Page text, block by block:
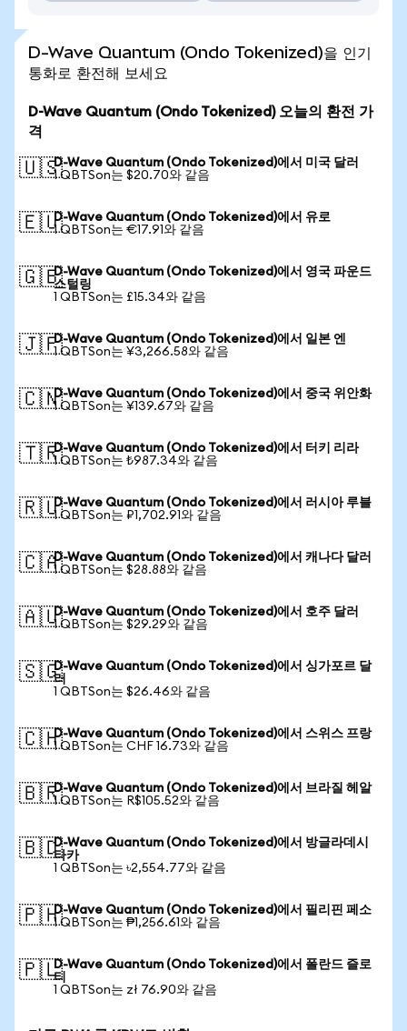
D-Wave Quantum (Ondo Tokenized)을 인기
통화로 환전해 보세요
D-Wave Quantum (Ondo Tokenized) 오늘의 환전 가
격
🇺🇸D-Wave Quantum (Ondo Tokenized)에서 미국 달러
1 QBTSon는 $20.70와 같음
🇪🇺D-Wave Quantum (Ondo Tokenized)에서 유로
1 QBTSon는 €17.91와 같음
🇬🇧D-Wave Quantum (Ondo Tokenized)에서 영국 파운드
스털링
1 QBTSon는 £15.34와 같음
🇯🇵D-Wave Quantum (Ondo Tokenized)에서 일본 엔
1 QBTSon는 ¥3,266.58와 같음
🇨🇳D-Wave Quantum (Ondo Tokenized)에서 중국 위안화
1 QBTSon는 ¥139.67와 같음
🇹🇷D-Wave Quantum (Ondo Tokenized)에서 터키 리라
1 QBTSon는 ₺987.34와 같음
🇷🇺D-Wave Quantum (Ondo Tokenized)에서 러시아 루블
1 QBTSon는 ₽1,702.91와 같음
🇨🇦D-Wave Quantum (Ondo Tokenized)에서 캐나다 달러
1 QBTSon는 $28.88와 같음
🇦🇺D-Wave Quantum (Ondo Tokenized)에서 호주 달러
1 QBTSon는 $29.29와 같음
🇸🇬D-Wave Quantum (Ondo Tokenized)에서 싱가포르 달
러
1 QBTSon는 $26.46와 같음
🇨🇭D-Wave Quantum (Ondo Tokenized)에서 스위스 프랑
1 QBTSon는 CHF 16.73와 같음
🇧🇷D-Wave Quantum (Ondo Tokenized)에서 브라질 헤알
1 QBTSon는 R$105.52와 같음
🇧🇩D-Wave Quantum (Ondo Tokenized)에서 방글라데시
타카
1 QBTSon는 ৳2,554.77와 같음
🇵🇭D-Wave Quantum (Ondo Tokenized)에서 필리핀 페소
1 QBTSon는 ₱1,256.61와 같음
🇵🇱D-Wave Quantum (Ondo Tokenized)에서 폴란드 즐로
티
1 QBTSon는 zł 76.90와 같음